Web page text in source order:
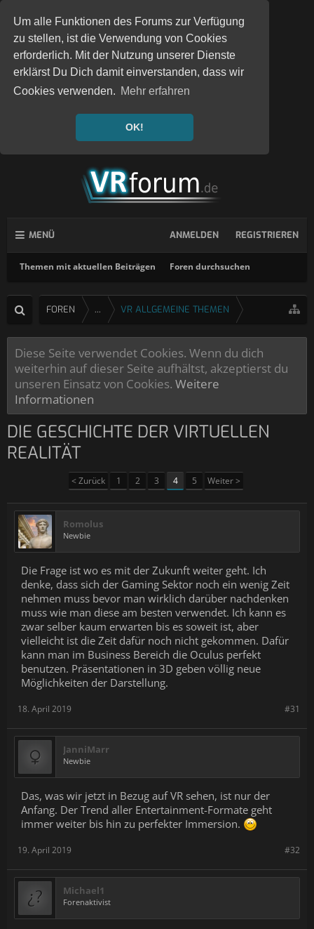
Um alle Funktionen des Forums zur Verfügung
zu stellen, ist die Verwendung von Cookies
erforderlich. Mit der Nutzung unserer Dienste
erklärst Du Dich damit einverstanden, dass wir
Cookies verwenden. Mehr erfahren
OK!
MENÜ
Themen mit aktuellen Beiträgen Foren durchsuchen
ANMELDEN REGISTRIEREN
FOREN ... VR ALLGEMEINE THEMEN
Diese Seite verwendet Cookies. Wenn du dich
weiterhin auf dieser Seite aufhältst, akzeptierst du
unseren Einsatz von Cookies. Weitere
Informationen
DIE GESCHICHTE DER VIRTUELLEN
REALITÄT
< Zurück 1 2 3 4 5 Weiter >
Romolus
Newbie
Die Frage ist wo es mit der Zukunft weiter geht. Ich
denke, dass sich der Gaming Sektor noch ein wenig Zeit
nehmen muss bevor man wirklich darüber nachdenken
muss wie man diese am besten verwendet. Ich kann es
zwar selber kaum erwarten bis es soweit ist, aber
vielleicht ist die Zeit dafür noch nicht gekommen. Dafür
kann man im Business Bereich die Oculus perfekt
benutzen. Präsentationen in 3D geben völlig neue
Möglichkeiten der Darstellung.
#31
18. April 2019
JanniMarr
Newbie
Das, was wir jetzt in Bezug auf VR sehen, ist nur der
Anfang. Der Trend aller Entertainment-Formate geht
immer weiter bis hin zu perfekter Immersion.
#32
19. April 2019
Michael1
Forenaktivist